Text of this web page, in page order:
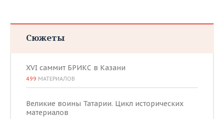
Сюжеты
XVI саммит БРИКС в Казани
499 МАТЕРИАЛОВ
Великие воины Татарии. Цикл исторических
материалов